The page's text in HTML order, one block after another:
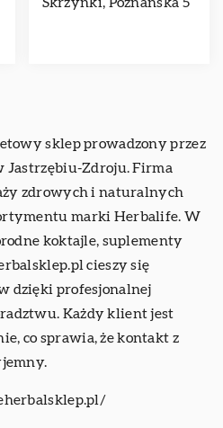
sklep prowadzony przez
Jastrzębiu-Zdroju. Firma
zdrowych i naturalnych
marki Herbalife. W
koktajle, suplementy
cieszy się
dzięki profesjonalnej
Każdy klient jest
co sprawia, że kontakt z